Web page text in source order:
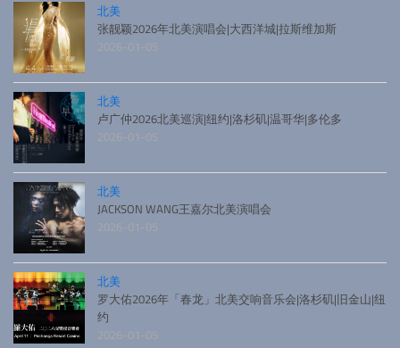
北美
张靓颖2026年北美演唱会|大西洋城|拉斯维加斯
2026-01-05
北美
卢广仲2026北美巡演|纽约|洛杉矶|温哥华|多伦多
2026-01-05
北美
JACKSON WANG王嘉尔北美演唱会
2026-01-05
北美
罗大佑2026年「春龙」北美交响音乐会|洛杉矶|旧金山|纽
约
2026-01-05